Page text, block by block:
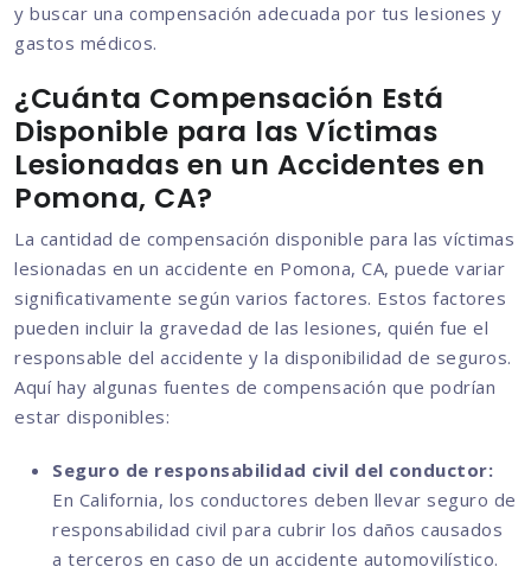
y buscar una compensación adecuada por tus lesiones y
gastos médicos.
¿Cuánta Compensación Está
Disponible para las Víctimas
Lesionadas en un Accidentes en
Pomona, CA?
La cantidad de compensación disponible para las víctimas
lesionadas en un accidente en Pomona, CA, puede variar
significativamente según varios factores. Estos factores
pueden incluir la gravedad de las lesiones, quién fue el
responsable del accidente y la disponibilidad de seguros.
Aquí hay algunas fuentes de compensación que podrían
estar disponibles:
Seguro de responsabilidad civil del conductor:
En California, los conductores deben llevar seguro de
responsabilidad civil para cubrir los daños causados
a terceros en caso de un accidente automovilístico.